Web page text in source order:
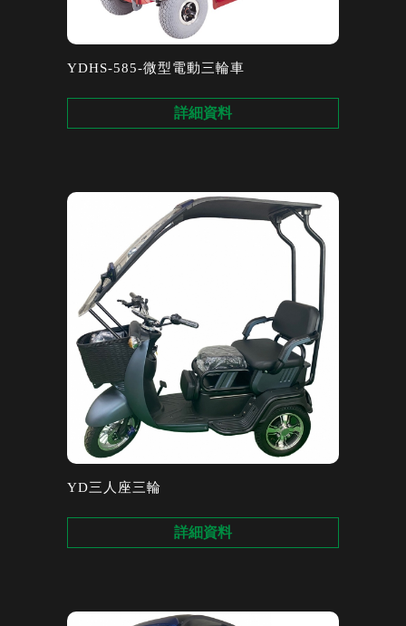
YDHS-585-微型電動三輪車
詳細資料
YD三人座三輪
詳細資料